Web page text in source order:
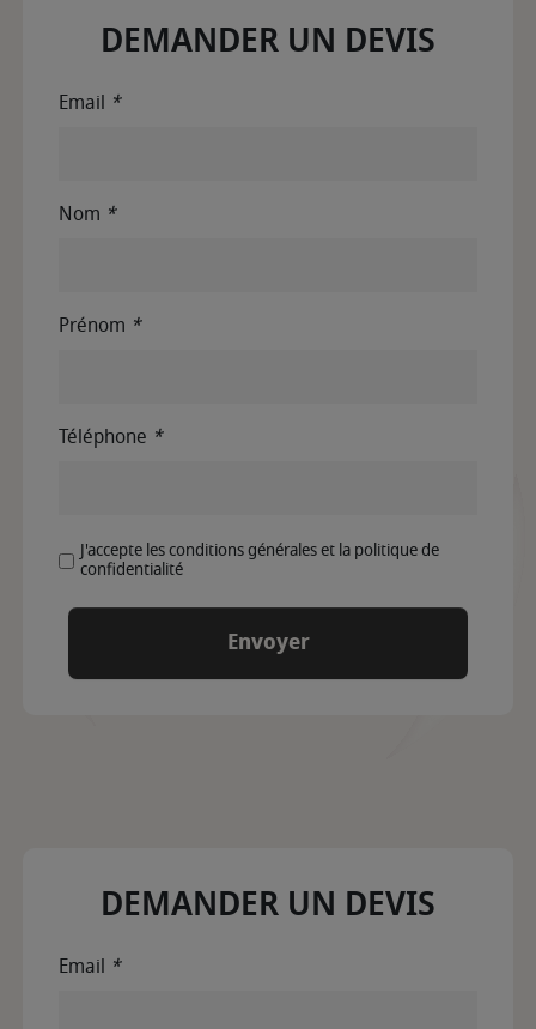
DEMANDER UN DEVIS
Email *
Nom *
Prénom *
Téléphone *
J'accepte les conditions générales et la politique de
confidentialité
DEMANDER UN DEVIS
Email *